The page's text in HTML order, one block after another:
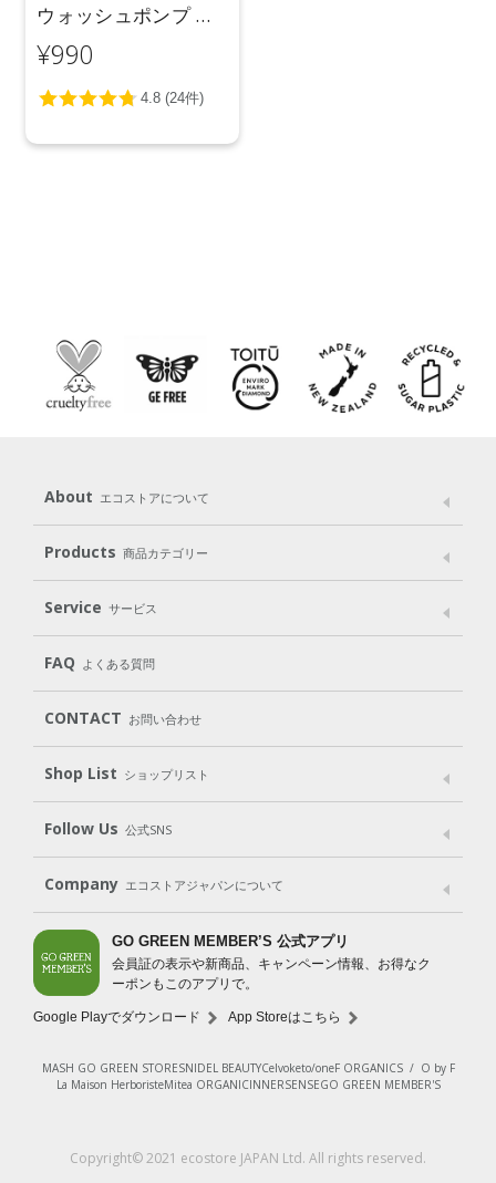
レビューを見る
カートに入れる
ウォッシュポンプ ＜
レモングラス＆ライ
ムリーフ＞ 300mL
¥990
About エコストアについて
メッセージ ブランドストーリー
パッケージへのこだわり
動物実験をしない
Products 商品カテゴリー
Laundry
Cleaning Baby Kids
Body（ボディ） Hair（ヘア） Oral care（オーラルケア）
Goods （グッズ）
Gift set
Service サービス
User Guide
Subscription（定期便）
FAQ よくある質問
CONTACT お問い合わせ
Shop List ショップリスト
Shop List
Follow Us 公式SNS
LINE＠ Instagram Facebook
Company エコストアジャパンについて
会社案内 ご利用規約
プライバシーポリシー
特定商取引法に基づく表示
免責事項
法人会員サービス
New Zealand Site
GO GREEN MEMBER’S 公式アプリ
会員証の表示や新商品、キャンペーン情報、お得なク
ーポンもこのアプリで。
Google Playでダウンロード App Storeはこちら
MASH GO GREEN STORESNIDEL BEAUTYCelvoketo/oneF ORGANICS/ O by F
La Maison HerboristeMitea ORGANICINNERSENSEGO GREEN MEMBER'S
Copyright© 2021 ecostore JAPAN Ltd. All rights reserved.